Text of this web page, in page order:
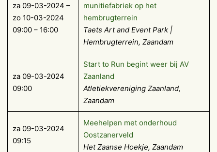
za 09-03-2024 –
zo 10-03-2024
09:00 – 16:00
munitiefabriek op het
hembrugterrein
Taets Art and Event Park |
Hembrugterrein, Zaandam
za 09-03-2024
09:00
Start to Run begint weer bij AV
Zaanland
Atletiekvereniging Zaanland,
Zaandam
za 09-03-2024
09:15
Meehelpen met onderhoud
Oostzanerveld
Het Zaanse Hoekje, Zaandam